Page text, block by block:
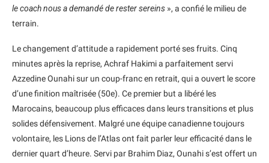
le coach nous a demandé de rester sereins », a confié le milieu de
terrain.
Le changement d’attitude a rapidement porté ses fruits. Cinq
minutes après la reprise, Achraf Hakimi a parfaitement servi
Azzedine Ounahi sur un coup-franc en retrait, qui a ouvert le score
d’une finition maîtrisée (50e). Ce premier but a libéré les
Marocains, beaucoup plus efficaces dans leurs transitions et plus
solides défensivement. Malgré une équipe canadienne toujours
volontaire, les Lions de l’Atlas ont fait parler leur efficacité dans le
dernier quart d’heure. Servi par Brahim Diaz, Ounahi s’est offert un